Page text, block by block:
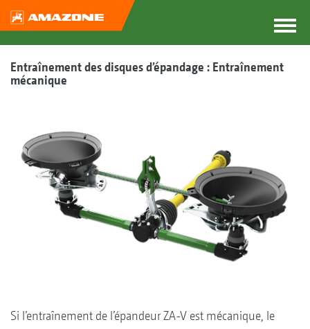
Entraînement des disques d’épandage : Entraînement
mécanique
Si l’entraînement de l’épandeur ZA-V est mécanique, le